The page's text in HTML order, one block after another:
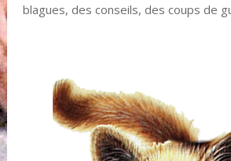
blagues, des conseils, des coups de